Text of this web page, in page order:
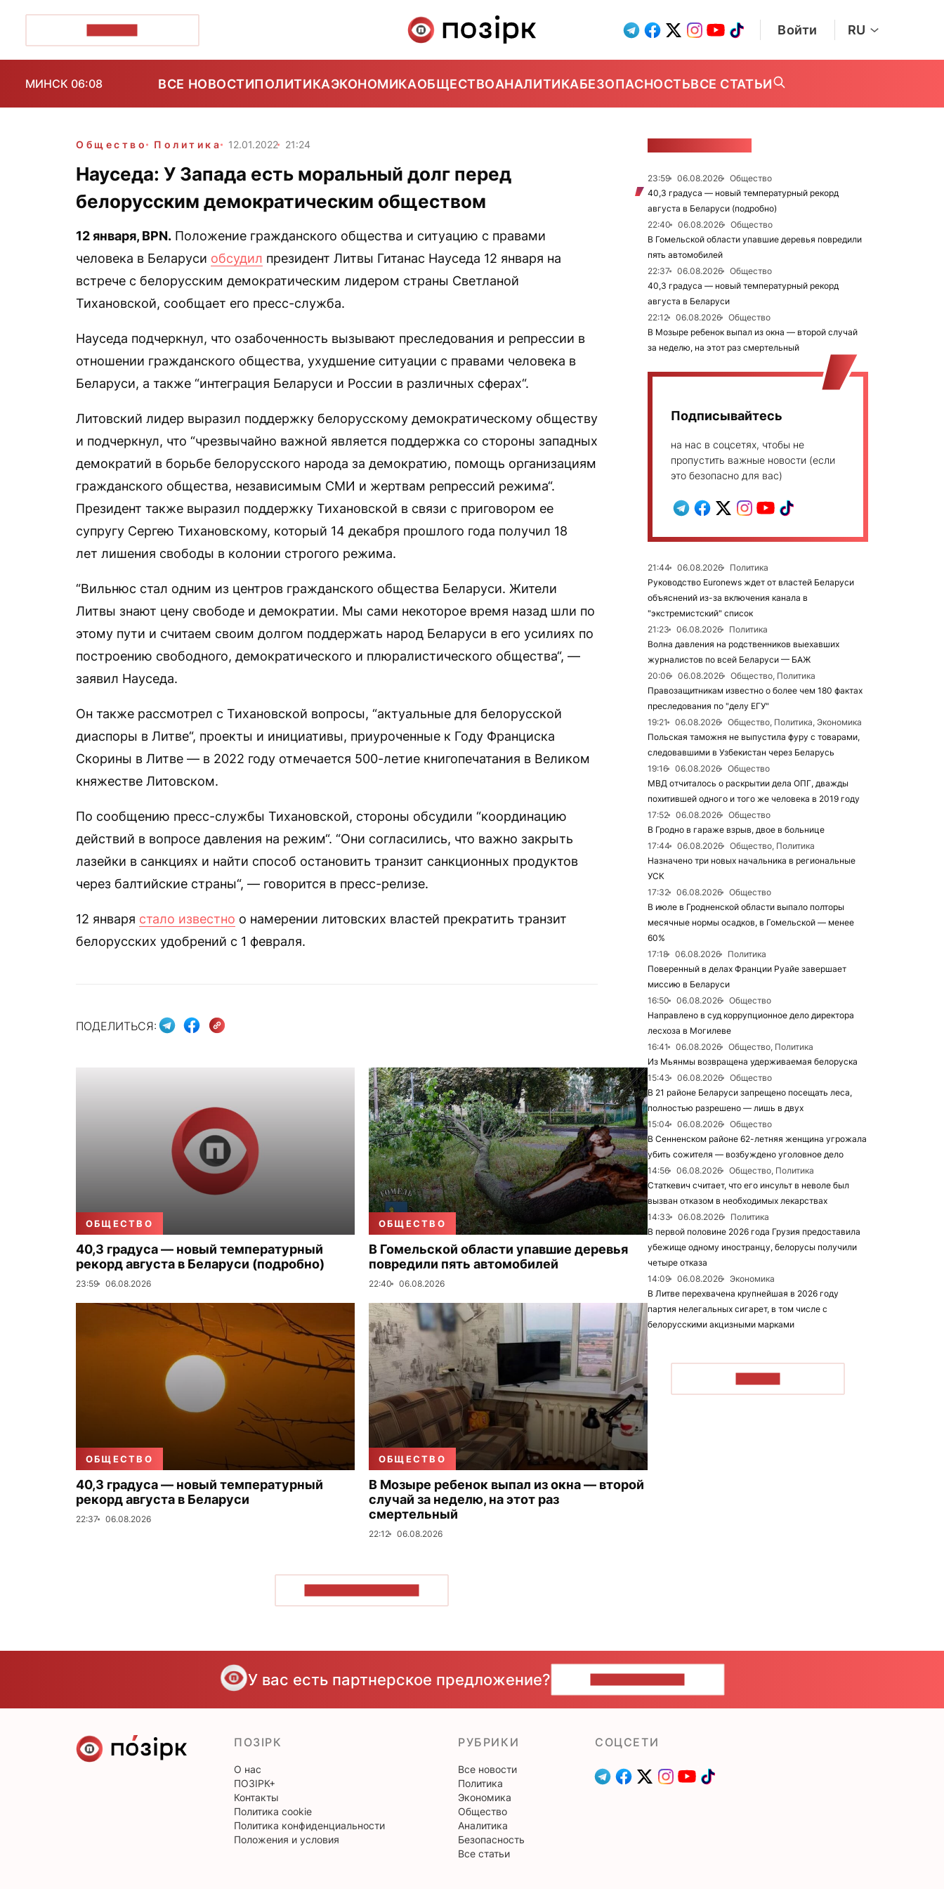
Войти RU
МИНСК 06:08 ВСЕ НОВОСТИПОЛИТИКАЭКОНОМИКАОБЩЕСТВОАНАЛИТИКАБЕЗОПАСНОСТЬВСЕ СТАТЬИ
Общество Политика 12.01.2022 21:24
Науседа: У Запада есть моральный долг перед
белорусским демократическим обществом
12 января, BPN. Положение гражданского общества и ситуацию с правами
человека в Беларуси обсудил президент Литвы Гитанас Науседа 12 января на
встрече с белорусским демократическим лидером страны Светланой
Тихановской, сообщает его пресс-служба.
Науседа подчеркнул, что озабоченность вызывают преследования и репрессии в
отношении гражданского общества, ухудшение ситуации с правами человека в
Беларуси, а также “интеграция Беларуси и России в различных сферах“.
Литовский лидер выразил поддержку белорусскому демократическому обществу
и подчеркнул, что “чрезвычайно важной является поддержка со стороны западных
демократий в борьбе белорусского народа за демократию, помощь организациям
гражданского общества, независимым СМИ и жертвам репрессий режима“.
Президент также выразил поддержку Тихановской в связи с приговором ее
супругу Сергею Тихановскому, который 14 декабря прошлого года получил 18
лет лишения свободы в колонии строгого режима.
“Вильнюс стал одним из центров гражданского общества Беларуси. Жители
Литвы знают цену свободе и демократии. Мы сами некоторое время назад шли по
этому пути и считаем своим долгом поддержать народ Беларуси в его усилиях по
построению свободного, демократического и плюралистического общества“, —
заявил Науседа.
Он также рассмотрел с Тихановской вопросы, “актуальные для белорусской
диаспоры в Литве“, проекты и инициативы, приуроченные к Году Франциска
Скорины в Литве — в 2022 году отмечается 500-летие книгопечатания в Великом
княжестве Литовском.
По сообщению пресс-службы Тихановской, стороны обсудили “координацию
действий в вопросе давления на режим“. “Они согласились, что важно закрыть
лазейки в санкциях и найти способ остановить транзит санкционных продуктов
через балтийские страны“, — говорится в пресс-релизе.
12 января стало известно о намерении литовских властей прекратить транзит
белорусских удобрений с 1 февраля.
ПОДЕЛИТЬСЯ:
ОБЩЕСТВО
40,3 градуса — новый температурный
рекорд августа в Беларуси (подробно)
23:59 06.08.2026
ОБЩЕСТВО
В Гомельской области упавшие деревья
повредили пять автомобилей
22:40 06.08.2026
ОБЩЕСТВО
40,3 градуса — новый температурный
рекорд августа в Беларуси
22:37 06.08.2026
ОБЩЕСТВО
В Мозыре ребенок выпал из окна — второй
случай за неделю, на этот раз
смертельный
22:12 06.08.2026
23:59 06.08.2026
Общество
40,3 градуса — новый температурный рекорд
августа в Беларуси (подробно)
22:40
06.08.2026
Общество
В Гомельской области упавшие деревья повредили
пять автомобилей
22:37
06.08.2026
Общество
40,3 градуса — новый температурный рекорд
августа в Беларуси
22:12
06.08.2026
Общество
В Мозыре ребенок выпал из окна — второй случай
за неделю, на этот раз смертельный
Подписывайтесь
на нас в соцсетях, чтобы не
пропустить важные новости (если
это безопасно для вас)
21:44 06.08.2026
Политика
Руководство Euronews ждет от властей Беларуси
объяснений из-за включения канала в
"экстремистский" список
21:23
06.08.2026
Политика
Волна давления на родственников выехавших
журналистов по всей Беларуси — БАЖ
20:06
06.08.2026
Общество, Политика
Правозащитникам известно о более чем 180 фактах
преследования по "делу ЕГУ"
19:21
06.08.2026
Общество, Политика, Экономика
Польская таможня не выпустила фуру с товарами,
следовавшими в Узбекистан через Беларусь
19:16
06.08.2026
Общество
МВД отчиталось о раскрытии дела ОПГ, дважды
похитившей одного и того же человека в 2019 году
17:52
06.08.2026
Общество
В Гродно в гараже взрыв, двое в больнице
17:44
06.08.2026
Общество, Политика
Назначено три новых начальника в региональные
УСК
17:32
06.08.2026
Общество
В июле в Гродненской области выпало полторы
месячные нормы осадков, в Гомельской — менее
60%
17:18
06.08.2026
Политика
Поверенный в делах Франции Руайе завершает
миссию в Беларуси
16:50
06.08.2026
Общество
Направлено в суд коррупционное дело директора
лесхоза в Могилеве
16:41
06.08.2026
Общество, Политика
Из Мьянмы возвращена удерживаемая белоруска
15:43
06.08.2026
Общество
В 21 районе Беларуси запрещено посещать леса,
полностью разрешено — лишь в двух
15:04
06.08.2026
Общество
В Сенненском районе 62-летняя женщина угрожала
убить сожителя — возбуждено уголовное дело
14:56
06.08.2026
Общество, Политика
Статкевич считает, что его инсульт в неволе был
вызван отказом в необходимых лекарствах
14:33
06.08.2026
Политика
В первой половине 2026 года Грузия предоставила
убежище одному иностранцу, белорусы получили
четыре отказа
14:09
06.08.2026
Экономика
В Литве перехвачена крупнейшая в 2026 году
партия нелегальных сигарет, в том числе с
белорусскими акцизными марками
У вас есть партнерское предложение?
ПОЗІРК
О нас
ПОЗІРК+
Контакты
Политика cookie
Политика конфиденциальности
Положения и условия
РУБРИКИ
Все новости
Политика
Экономика
Общество
Аналитика
Безопасность
Все статьи
CОЦСЕТИ